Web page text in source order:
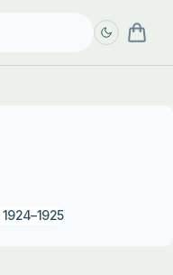
1924–1925